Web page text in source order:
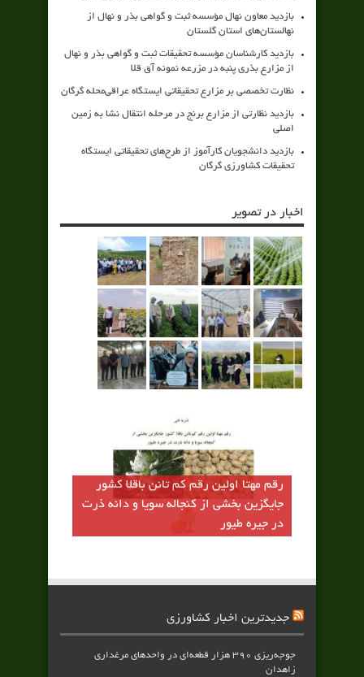
بازدید معاون نهال مؤسسه ثبت و گواهی بذر و نهال از
نهالستان‌های استان گلستان
بازدید کارشناسان مؤسسه تحقیقات ثبت و گواهی بذر و نهال
از مزارع بذری پنبه در مزرعه نمونه آق قلا
نظارت تخصصی بر مزارع تحقیقاتی ایستگاه عراقی‌محله گرگان
بازدید نظارتی از مزارع برنج در مرحله انتقال نشا به زمین
اصلی
بازدید دانشجویان کارآموز از طرح‌های تحقیقاتی ایستگاه
تحقیقات کشاورزی گرگان
اخبار در تصویر
رقم مهتا اولين رقم كم تانن باقلا كشور
جايگزين بخشي از كنجاله سويا و دانه ذرت
در جيره طيور
جدیدترین اخبار کشاورزی
جوجه‌ریزی ۳۹۰ هزار قطعه‌ای در واحدهای مرغداری
زاهدان